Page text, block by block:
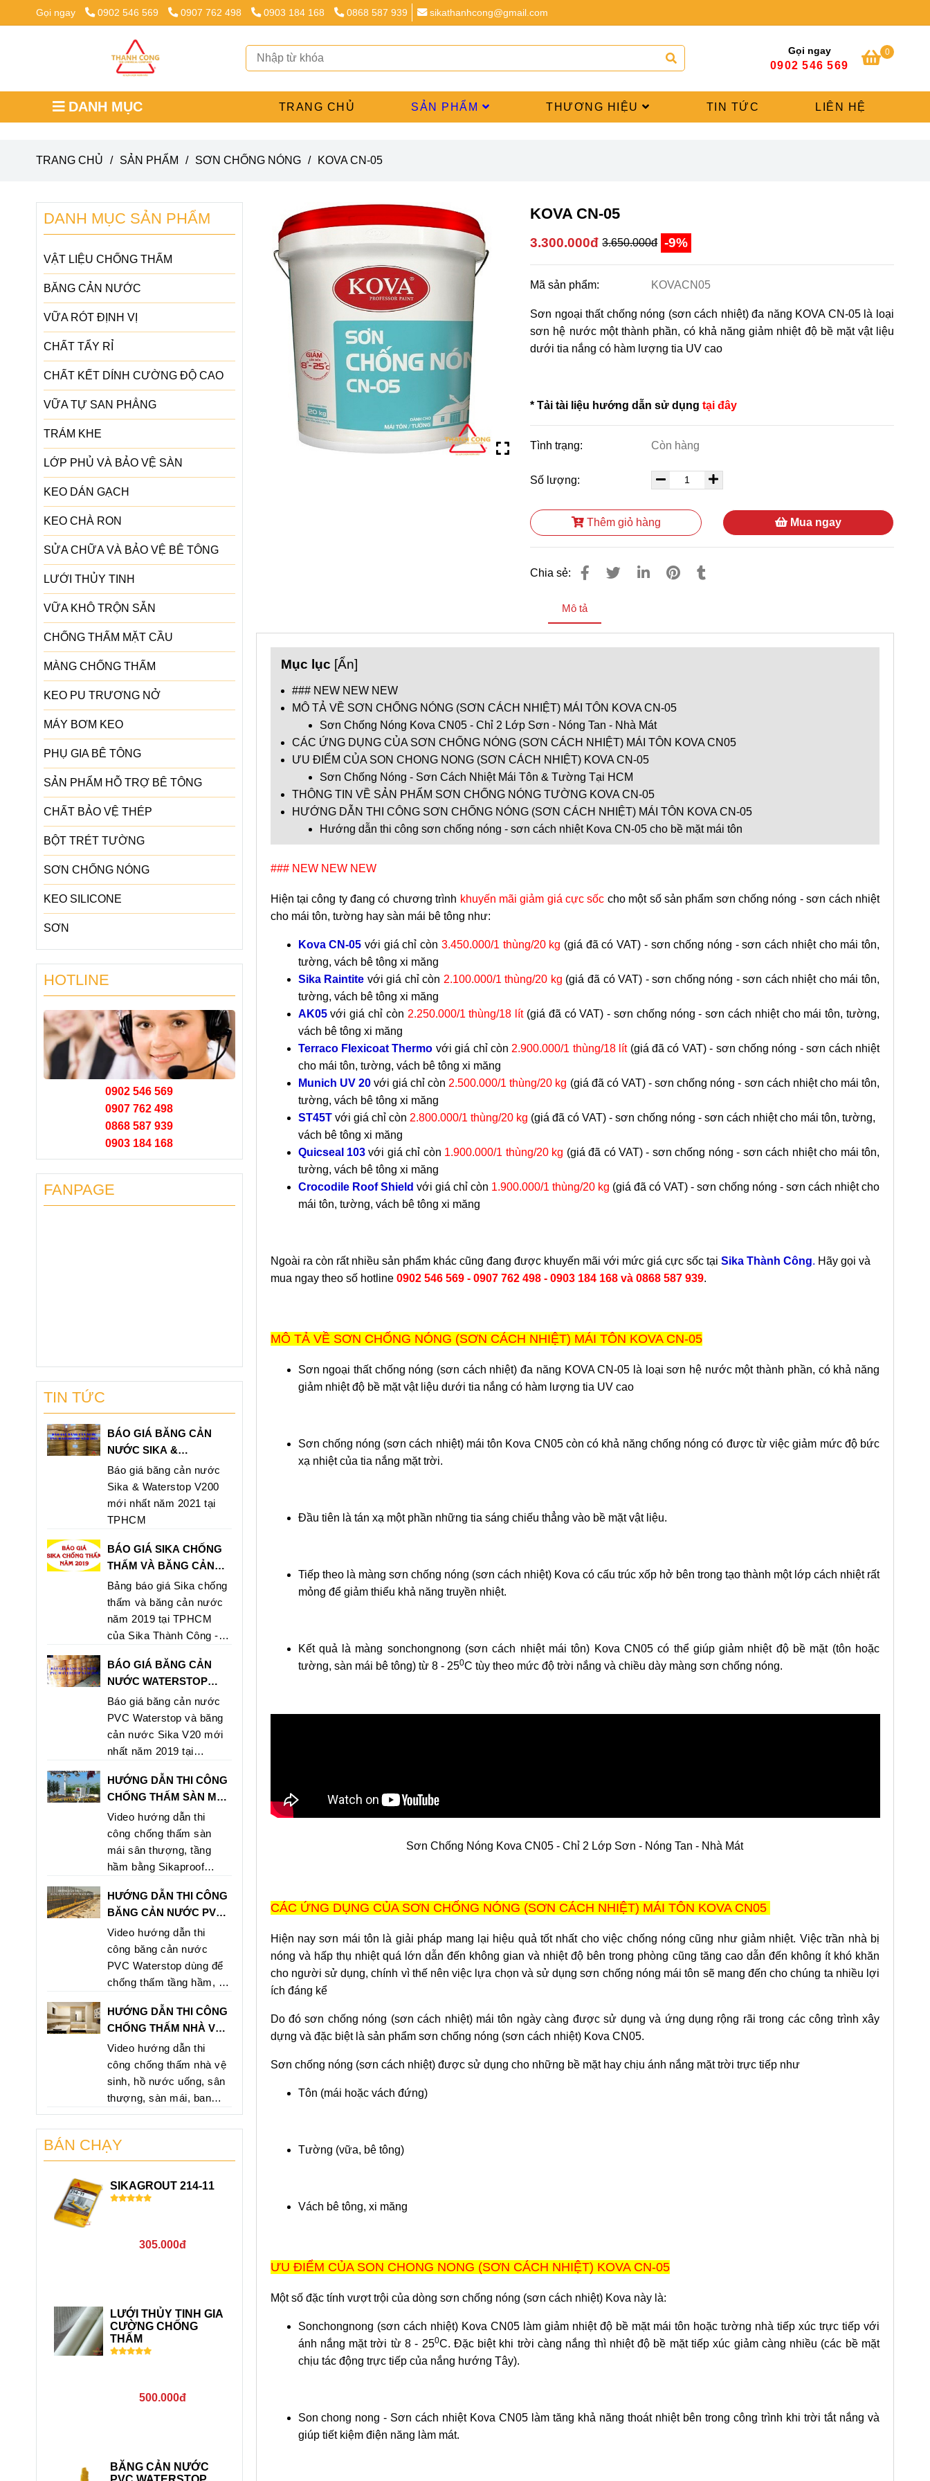
Gọi ngay 0902 546 569 0907 762 498 0903 184 168 0868 587 939 sikathanhcong@gmail.com
Gọi ngay
0902 546 569
0
DANH MỤC TRANG CHỦ SẢN PHẨM THƯƠNG HIỆU TIN TỨC LIÊN HỆ
TRANG CHỦ / SẢN PHẨM / SƠN CHỐNG NÓNG / KOVA CN-05
KOVA CN-05
3.300.000đ 3.650.000đ -9%
Mã sản phẩm: KOVACN05
Sơn ngoại thất chống nóng (sơn cách nhiệt) đa năng KOVA CN-05 là loại
sơn hệ nước một thành phần, có khả năng giảm nhiệt độ bề mặt vật liệu
dưới tia nắng có hàm lượng tia UV cao
*Tải tài liệu hướng dẫn sử dụng tại đây
Tình trạng: Còn hàng
Số lượng:
Thêm giỏ hàng Mua ngay
Chia sẻ:
Mô tả
Mục lục [Ẩn]
### NEW NEW NEW
MÔ TẢ VỀ SƠN CHỐNG NÓNG (SƠN CÁCH NHIỆT) MÁI TÔN KOVA CN-05
Sơn Chống Nóng Kova CN05 - Chỉ 2 Lớp Sơn - Nóng Tan - Nhà Mát
CÁC ỨNG DỤNG CỦA SƠN CHỐNG NÓNG (SƠN CÁCH NHIỆT) MÁI TÔN KOVA CN05
ƯU ĐIỂM CỦA SON CHONG NONG (SƠN CÁCH NHIỆT) KOVA CN-05
Sơn Chống Nóng - Sơn Cách Nhiệt Mái Tôn & Tường Tại HCM
THÔNG TIN VỀ SẢN PHẨM SƠN CHỐNG NÓNG TƯỜNG KOVA CN-05
HƯỚNG DẪN THI CÔNG SƠN CHỐNG NÓNG (SƠN CÁCH NHIỆT) MÁI TÔN KOVA CN-05
Hướng dẫn thi công sơn chống nóng - sơn cách nhiệt Kova CN-05 cho bề mặt mái tôn
### NEW NEW NEW
Hiện tại công ty đang có chương trình khuyến mãi giảm giá cực sốc cho một số sản phẩm sơn chống nóng - sơn cách nhiệt
cho mái tôn, tường hay sàn mái bê tông như:
Kova CN-05 với giá chỉ còn 3.450.000/1 thùng/20 kg (giá đã có VAT) - sơn chống nóng - sơn cách nhiệt cho mái tôn,
tường, vách bê tông xi măng
Sika Raintite với giá chỉ còn 2.100.000/1 thùng/20 kg (giá đã có VAT) - sơn chống nóng - sơn cách nhiệt cho mái tôn,
tường, vách bê tông xi măng
AK05với giá chỉ còn 2.250.000/1 thùng/18 lít(giá đã có VAT)- sơn chống nóng - sơn cách nhiệt cho mái tôn, tường,
vách bê tông xi măng
Terraco Flexicoat Thermo với giá chỉ còn 2.900.000/1 thùng/18 lít(giá đã có VAT)- sơn chống nóng - sơn cách nhiệt
cho mái tôn, tường, vách bê tông xi măng
Munich UV 20 với giá chỉ còn 2.500.000/1 thùng/20 kg (giá đã có VAT) - sơn chống nóng - sơn cách nhiệt cho mái tôn,
tường, vách bê tông xi măng
ST45T với giá chỉ còn 2.800.000/1 thùng/20 kg (giá đã có VAT) - sơn chống nóng - sơn cách nhiệt cho mái tôn, tường,
vách bê tông xi măng
Quicseal 103với giá chỉ còn 1.900.000/1 thùng/20 kg (giá đã có VAT)- sơn chống nóng - sơn cách nhiệt cho mái tôn,
tường, vách bê tông xi măng
Crocodile Roof Shield với giá chỉ còn 1.900.000/1 thùng/20 kg (giá đã có VAT) - sơn chống nóng - sơn cách nhiệt cho
mái tôn, tường, vách bê tông xi măng
Ngoài ra còn rất nhiều sản phẩm khác cũng đang được khuyến mãi với mức giá cực sốc tại Sika Thành Công. Hãy gọi và
mua ngay theo số hotline 0902 546 569 - 0907 762 498 - 0903 184 168 và 0868 587 939.
MÔ TẢ VỀ SƠN CHỐNG NÓNG (SƠN CÁCH NHIỆT) MÁI TÔN KOVA CN-05
Sơn ngoại thất chống nóng (sơn cách nhiệt) đa năng KOVA CN-05 là loại sơn hệ nước một thành phần, có khả năng
giảm nhiệt độ bề mặt vật liệu dưới tia nắng có hàm lượng tia UV cao
Sơn chống nóng (sơn cách nhiệt) mái tôn Kova CN05 còn có khả năng chống nóng có được từ việc giảm mức độ bức
xạ nhiệt của tia nắng mặt trời.
Đầu tiên là tán xạ một phần những tia sáng chiếu thẳng vào bề mặt vật liệu.
Tiếp theo là màng sơn chống nóng (sơn cách nhiệt) Kova có cấu trúc xốp hở bên trong tạo thành một lớp cách nhiệt rất
mỏng để giảm thiểu khả năng truyền nhiệt.
Kết quả là màng sonchongnong (sơn cách nhiệt mái tôn) Kova CN05 có thể giúp giảm nhiệt độ bề mặt (tôn hoặc
tường, sàn mái bê tông) từ 8 - 250C tùy theo mức độ trời nắng và chiều dày màng sơn chống nóng.
Sơn Chống Nóng Kova CN05 - Chỉ 2 Lớp Sơn - Nóng Tan - Nhà Mát
CÁC ỨNG DỤNG CỦA SƠN CHỐNG NÓNG (SƠN CÁCH NHIỆT) MÁI TÔN KOVA CN05
Hiện nay sơn mái tôn là giải pháp mang lại hiệu quả tốt nhất cho việc chống nóng cũng như giảm nhiệt. Việc trần nhà bị
nóng và hấp thụ nhiệt quá lớn dẫn đến không gian và nhiệt độ bên trong phòng cũng tăng cao dẫn đến không ít khó khăn
cho người sử dụng, chính vì thế nên việc lựa chọn và sử dụng sơn chống nóng mái tôn sẽ mang đến cho chúng ta nhiều lợi
ích đáng kể
Do đó sơn chống nóng (sơn cách nhiệt) mái tôn ngày càng được sử dụng và ứng dụng rộng rãi trong các công trình xây
dựng và đặc biệt là sản phẩm sơn chống nóng (sơn cách nhiệt) Kova CN05.
Sơn chống nóng (sơn cách nhiệt) được sử dụng cho những bề mặt hay chịu ánh nắng mặt trời trực tiếp như
Tôn (mái hoặc vách đứng)
Tường (vữa, bê tông)
Vách bê tông, xi măng
ƯU ĐIỂM CỦA SON CHONG NONG (SƠN CÁCH NHIỆT) KOVA CN-05
Một số đặc tính vượt trội của dòng sơn chống nóng (sơn cách nhiệt) Kova này là:
Sonchongnong (sơn cách nhiệt) Kova CN05 làm giảm nhiệt độ bề mặt mái tôn hoặc tường nhà tiếp xúc trực tiếp với
ánh nắng mặt trời từ 8 - 250C. Đặc biệt khi trời càng nắng thì nhiệt độ bề mặt tiếp xúc giảm càng nhiều (các bề mặt
chịu tác động trực tiếp của nắng hướng Tây).
Son chong nong - Sơn cách nhiệt Kova CN05 làm tăng khả năng thoát nhiệt bên trong công trình khi trời tắt nắng và
giúp tiết kiệm điện năng làm mát.
DANH MỤC SẢN PHẨM
VẬT LIỆU CHỐNG THẤM
BĂNG CẢN NƯỚC
VỮA RÓT ĐỊNH VỊ
CHẤT TẨY RỈ
CHẤT KẾT DÍNH CƯỜNG ĐỘ CAO
VỮA TỰ SAN PHẲNG
TRÁM KHE
LỚP PHỦ VÀ BẢO VỆ SÀN
KEO DÁN GẠCH
KEO CHÀ RON
SỬA CHỮA VÀ BẢO VỆ BÊ TÔNG
LƯỚI THỦY TINH
VỮA KHÔ TRỘN SẴN
CHỐNG THẤM MẶT CẦU
MÀNG CHỐNG THẤM
KEO PU TRƯƠNG NỞ
MÁY BƠM KEO
PHỤ GIA BÊ TÔNG
SẢN PHẨM HỖ TRỢ BÊ TÔNG
CHẤT BẢO VỆ THÉP
BỘT TRÉT TƯỜNG
SƠN CHỐNG NÓNG
KEO SILICONE
SƠN
HOTLINE
0902 546 569
0907 762 498
0868 587 939
0903 184 168
FANPAGE
TIN TỨC
BÁO GIÁ BĂNG CẢN
NƯỚC SIKA &
WATERSTOP V200 MỚI
NHẤT NĂM 2021 TẠI
HCM
Báo giá băng cản nước
Sika & Waterstop V200
mới nhất năm 2021 tại
TPHCM
BÁO GIÁ SIKA CHỐNG
THẤM VÀ BĂNG CẢN
NƯỚC NĂM 2019 TẠI
TPHCM
Bảng báo giá Sika chống
thấm và băng cản nước
năm 2019 tại TPHCM
của Sika Thành Công -
của Sika tại TPHCM. Mọi
chi tiết xin vui lòng liên
hệ theo số hotline 0902
546 569 - 0907 762 498
BÁO GIÁ BĂNG CẢN
NƯỚC WATERSTOP
V200 & SIKA V20 GIÁ RẺ
NHẤT 2019 TẠI HCM
Báo giá băng cản nước
PVC Waterstop và băng
cản nước Sika V20 mới
nhất năm 2019 tại
HƯỚNG DẪN THI CÔNG
CHỐNG THẤM SÀN MÁI
SÂN THƯỢNG BẰNG
SIKAPROOF
MEMBRANE
Video hướng dẫn thi
công chống thấm sàn
mái sân thượng, tầng
hầm bằng Sikaproof
lại hiệu quả cao, bảo vệ
lâu dài và không bị thấm
cho công trìnhh. Hãy gọi
và liên hệ ngay theo số
hotline 0902 546 569
hoặc 0907 762 498 để
HƯỚNG DẪN THI CÔNG
BĂNG CẢN NƯỚC PVC
WATERSTOP TẠI
TPHCM
Video hướng dẫn thi
công băng cản nước
PVC Waterstop dùng để
chống thấm tầng hầm, hồ
PVC Waterstop V200
giảm giá cực sốc chỉ còn
85.000/mét. Hãy gọi và
mua ngay theo số hotline
0902 546 569 hoặc 0907
762 498
HƯỚNG DẪN THI CÔNG
CHỐNG THẤM NHÀ VỆ
SINH BẰNG SIKATOP
SEAL 107
Video hướng dẫn thi
công chống thấm nhà vệ
sinh, hồ nước uống, sân
thượng, sàn mái, ban
công bằng Sikatop Seal
107. Sikatop Seal 107
giảm giá cực sốc chỉ còn
730.000/bộ/25kg. Hãy gọi
và mua ngay theo số
hotline 0902 546 569
BÁN CHẠY
SIKAGROUT 214-11
305.000đ
LƯỚI THỦY TINH GIA
CƯỜNG CHỐNG
THẤM
500.000đ
BĂNG CẢN NƯỚC